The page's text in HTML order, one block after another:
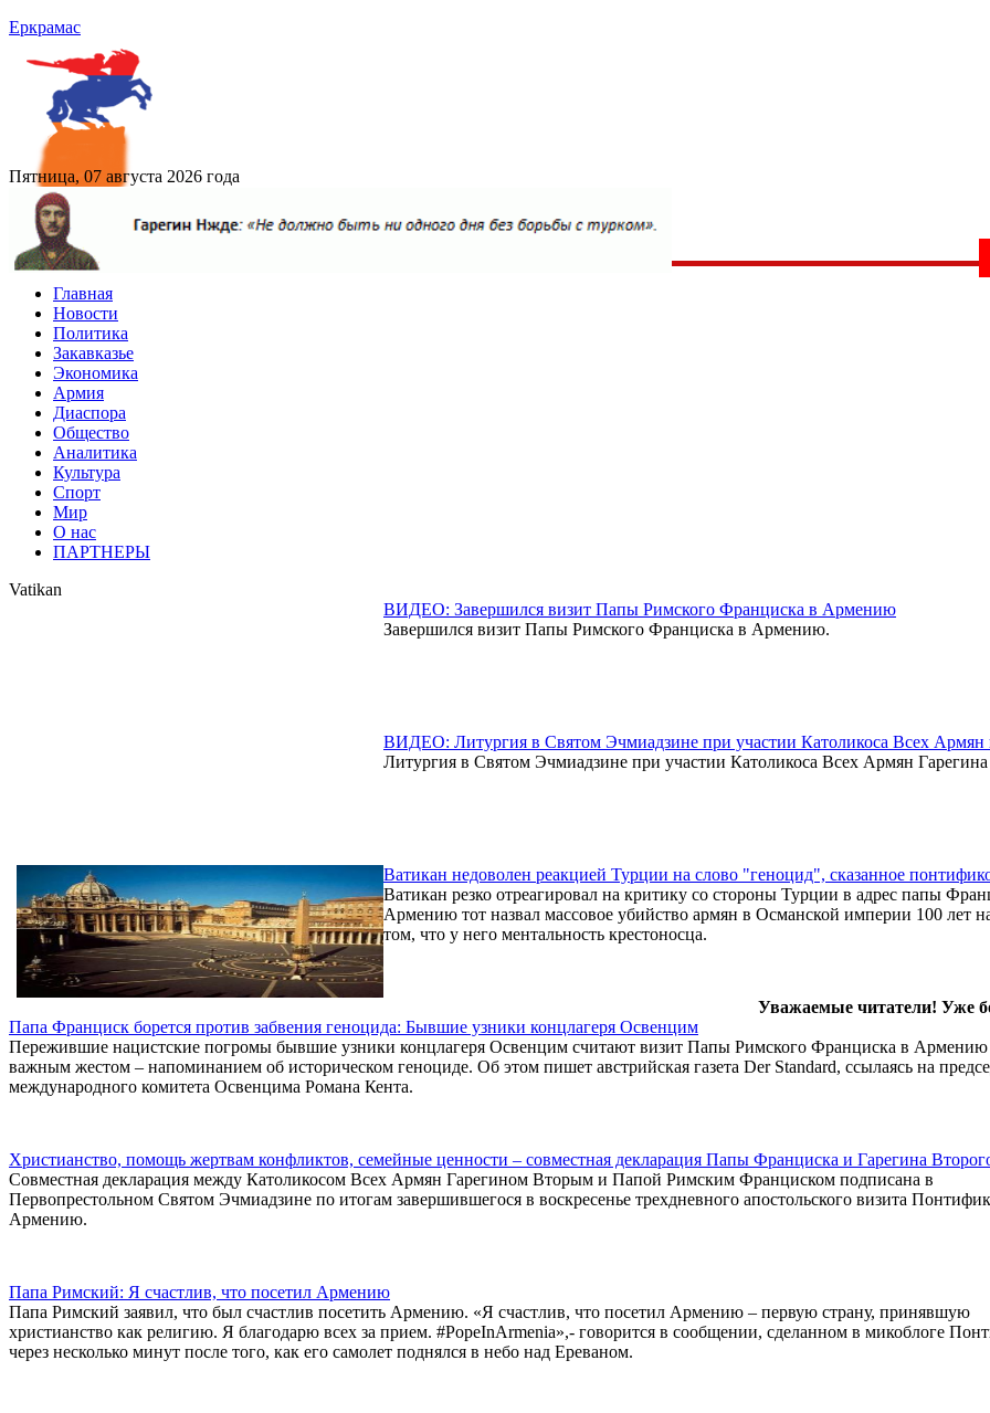
Еркрамас
Пятница, 07 августа 2026 года
Главная
Новости
Политика
Закавказье
Экономика
Армия
Диаспора
Общество
Аналитика
Культура
Спорт
Мир
О нас
ПАРТНЕРЫ
Vatikan
ВИДЕО: Завершился визит Папы Римского Франциска в Армению
Завершился визит Папы Римского Франциска в Армению.
ВИДЕО: Литургия в Святом Эчмиадзине при участии Католикоса Всех
Литургия в Святом Эчмиадзине при участии Католикоса Всех Армян
Ватикан недоволен реакцией Турции на слово "геноцид", сказанное
Ватикан резко отреагировал на критику со стороны Турции в адрес папы
Армению тот назвал массовое убийство армян в Османской империи 100 лет
том, что у него ментальность крестоносца.
Папа Франциск борется против забвения геноцида: Бывшие узники концлагеря Освенцим
Пережившие нацистские погромы бывшие узники концлагеря Освенцим считают визит Папы Римского Франциска в Армению
важным жестом – напоминанием об историческом геноциде. Об этом пишет австрийская газета Der Standard, ссылаясь на
международного комитета Освенцима Романа Кента.
Христианство, помощь жертвам конфликтов, семейные ценности – совместная декларация Папы Франциска и Гарегина
Совместная декларация между Католикосом Всех Армян Гарегином Вторым и Папой Римским Франциском подписана в
Первопрестольном Святом Эчмиадзине по итогам завершившегося в воскресенье трехдневного апостольского визита
Армению.
Папа Римский: Я счастлив, что посетил Армению
Папа Римский заявил, что был счастлив посетить Армению. «Я счастлив, что посетил Армению – первую страну, принявшую
христианство как религию. Я благодарю всех за прием. #PopeInArmenia»,- говорится в сообщении, сделанном в микоблоге
через несколько минут после того, как его самолет поднялся в небо над Ереваном.
Уважаемые читатели! Уже